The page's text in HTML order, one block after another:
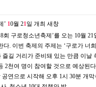
’ 10월 21 일 개최 새창
구로청소년축제’를 오는 10월 21
다. 이번 축제의 주제는 ‘구로가 너
즐길 거리가 준비돼 있는 만큼 이날
2천여 명이 참여할 것으로 예상된
연으로 시작해 오후 1시 30분 개